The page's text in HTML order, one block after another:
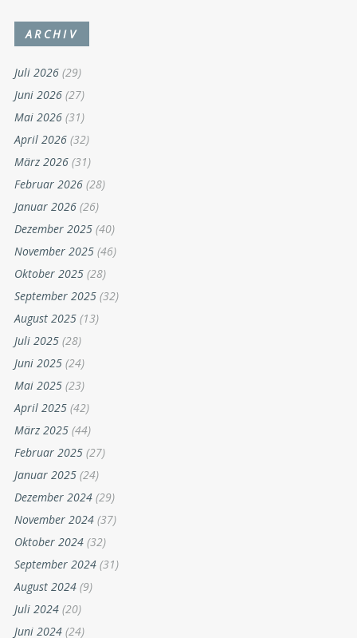
ARCHIV
Juli 2026 (29)
Juni 2026 (27)
Mai 2026 (31)
April 2026 (32)
März 2026 (31)
Februar 2026 (28)
Januar 2026 (26)
Dezember 2025 (40)
November 2025 (46)
Oktober 2025 (28)
September 2025 (32)
August 2025 (13)
Juli 2025 (28)
Juni 2025 (24)
Mai 2025 (23)
April 2025 (42)
März 2025 (44)
Februar 2025 (27)
Januar 2025 (24)
Dezember 2024 (29)
November 2024 (37)
Oktober 2024 (32)
September 2024 (31)
August 2024 (9)
Juli 2024 (20)
Juni 2024 (24)